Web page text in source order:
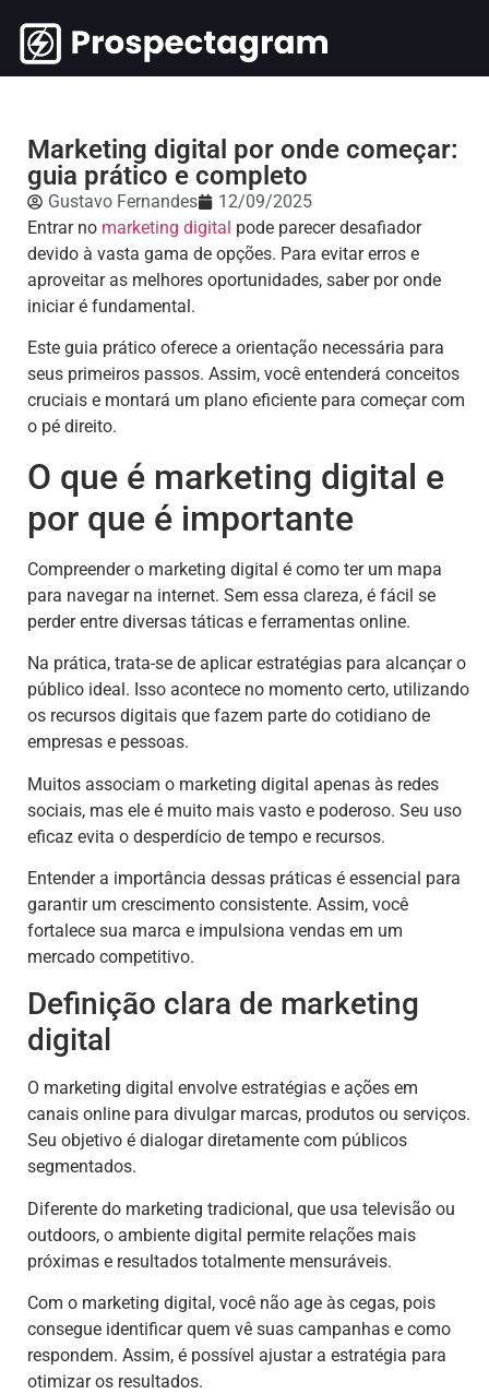
Marketing digital por onde começar:
guia prático e completo
Gustavo Fernandes
12/09/2025
Entrar no marketing digital pode parecer desafiador
devido à vasta gama de opções. Para evitar erros e
aproveitar as melhores oportunidades, saber por onde
iniciar é fundamental.
Este guia prático oferece a orientação necessária para
seus primeiros passos. Assim, você entenderá conceitos
cruciais e montará um plano eficiente para começar com
o pé direito.
O que é marketing digital e
por que é importante
Compreender o marketing digital é como ter um mapa
para navegar na internet. Sem essa clareza, é fácil se
perder entre diversas táticas e ferramentas online.
Na prática, trata-se de aplicar estratégias para alcançar o
público ideal. Isso acontece no momento certo, utilizando
os recursos digitais que fazem parte do cotidiano de
empresas e pessoas.
Muitos associam o marketing digital apenas às redes
sociais, mas ele é muito mais vasto e poderoso. Seu uso
eficaz evita o desperdício de tempo e recursos.
Entender a importância dessas práticas é essencial para
garantir um crescimento consistente. Assim, você
fortalece sua marca e impulsiona vendas em um
mercado competitivo.
Definição clara de marketing
digital
O marketing digital envolve estratégias e ações em
canais online para divulgar marcas, produtos ou serviços.
Seu objetivo é dialogar diretamente com públicos
segmentados.
Diferente do marketing tradicional, que usa televisão ou
outdoors, o ambiente digital permite relações mais
próximas e resultados totalmente mensuráveis.
Com o marketing digital, você não age às cegas, pois
consegue identificar quem vê suas campanhas e como
respondem. Assim, é possível ajustar a estratégia para
otimizar os resultados.